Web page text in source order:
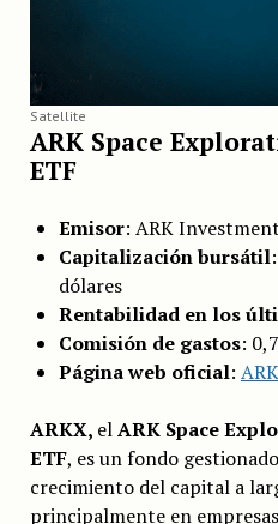
Satellite
ARK Space
ETF
Emisor: ARK
Capitalizaciónbursátil
dólares
Rentabilidad en los
Comisión de gastos:
Página web oficial:
ARKX, elARK Space
ETF, es un fondo
crecimiento del capital a
principalmente en